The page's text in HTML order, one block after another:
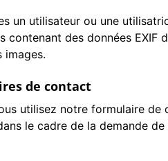
un utilisateur ou une
contenant des données
images.
de contact
utilisez notre formulaire
le cadre de la demande